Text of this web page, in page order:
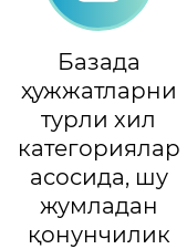
Базада
ҳужжатларни
турли хил
категориялар
асосида, шу
жумладан
қонунчилик